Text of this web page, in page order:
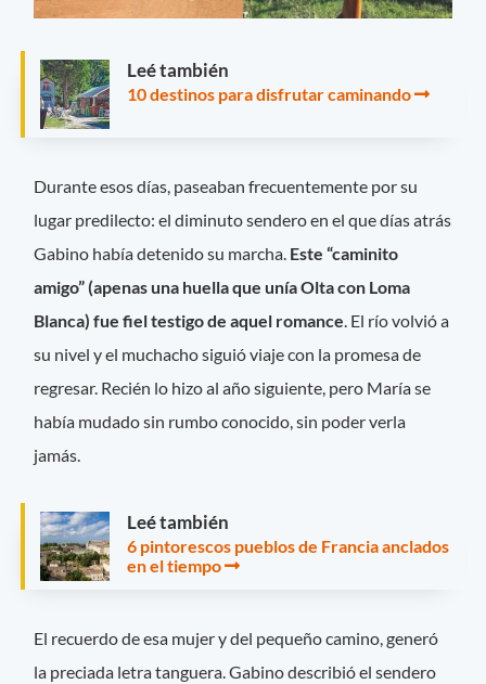
Leé también
10 destinos para disfrutar caminando
Durante esos días, paseaban frecuentemente por su
lugar predilecto: el diminuto sendero en el que días atrás
Gabino había detenido su marcha. Este “caminito
amigo” (apenas una huella que unía Olta con Loma
Blanca) fue fiel testigo de aquel romance . El río volvió a
su nivel y el muchacho siguió viaje con la promesa de
regresar. Recién lo hizo al año siguiente, pero María se
había mudado sin rumbo conocido, sin poder verla
jamás.
Leé también
6 pintorescos pueblos de Francia anclados
en el tiempo
El recuerdo de esa mujer y del pequeño camino, generó
la preciada letra tanguera. Gabino describió el sendero